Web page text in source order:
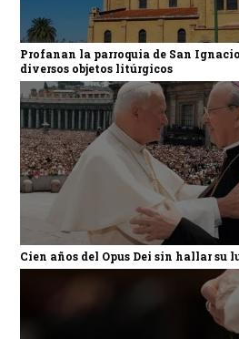
Profanan la parroquia de San
diversos objetos litúrgicos
Cien años del Opus Dei sin hallar su